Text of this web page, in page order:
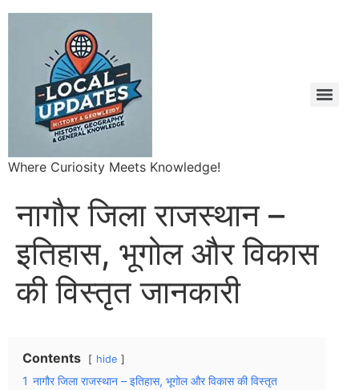
Where Curiosity Meets Knowledge!
नागौर जिला राजस्थान –
इतिहास, भूगोल और विकास
की विस्तृत जानकारी
Contents hide
1 नागौर जिला राजस्थान – इतिहास, भूगोल और विकास की विस्तृत